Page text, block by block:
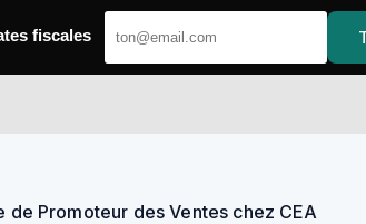
Promoteur des Ventes chez CEA
fiscales